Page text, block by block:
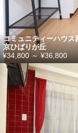
コミュニティーハウス
京ひばりが丘
¥34,800 ～ ¥36,800